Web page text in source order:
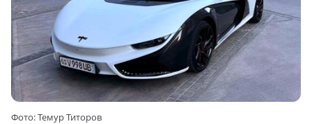
Фото: Темур Титоров